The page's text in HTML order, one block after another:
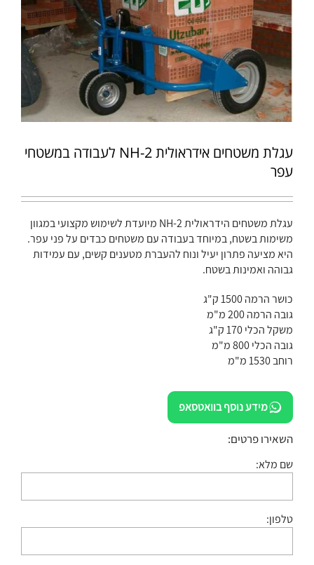
עגלת משטחים אידראולית NH-2 לעבודה במשטחי
עפר
עגלת משטחים הידראולית NH-2 מיועדת לשימוש מקצועי במגוון
משימות בשטח, במיוחד בעבודה עם משטחים כבדים על פני עפר.
היא מציעה פתרון יעיל ונוח להעברת מטענים קשים, עם עמידות
גבוהה ואמינות בשטח.
כושר הרמה 1500 ק"ג
גובה הרמה 200 מ"מ
משקל הכלי 170 ק"ג
גובה הכלי 800 מ"מ
רוחב 1530 מ"מ
מידע נוסף בוואטסאפ
השאירו פרטים:
שם מלא:
טלפון: